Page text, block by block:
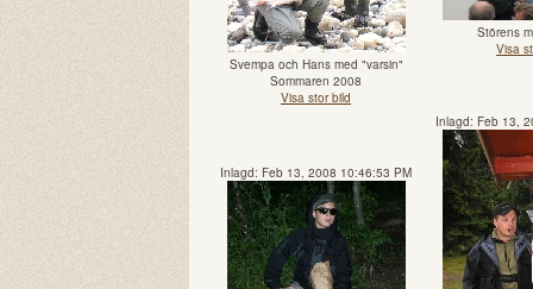
Svempa och Hans med "varsin"
Sommaren 2008
Visa stor bild
Störens
Visa
Inlagd: Feb 13, 2008 10:46:53 PM
Inlagd: Feb 13,